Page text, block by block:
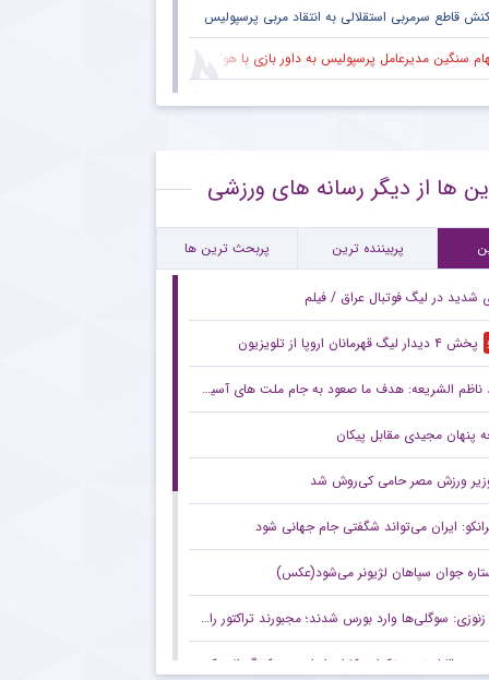
قاطع سرمربی استقلالی به انتقاد مربی پرسپولیس
سنگین مدیرعامل پرسپولیس به داور بازی با هوادار
معنادار ستاره مصدوم پرسپولیس به شانس قهرمانی سرخ ها
جالب یحیی گل محمدی با سرمربی تیم ملی در حاشیه بازی پرسپولیس
ها از دیگر رسانه های ورزشی
پربیننده ترین پربحث ترین ها
شدید در لیگ فوتبال عراق / فیلم
پخش ۴ دیدار لیگ قهرمانان اروپا از تلویزیون
الشریعه: هدف ما صعود به جام ملت های آسیا است
پنهان مجیدی مقابل پیکان
ورزش مصر حامی کی‌روش شد
ایران می‌تواند شگفتی جام جهانی شود
جوان سپاهان لژیونر می‌شود(عکس)
زنوزی: سوگلی‌ها وارد بورس شدند؛ مجبورند تراکتور را هم به بورس ببرند/ بدهی‌های ما کمتر از ۲ میلیارد تومان است
صعود قابل توجه تکواندوکاران ایران در رنکینگ المپیکی/ کیانی و میرحسینی در جمع ۲۰ تکواندوکار برتر جهان